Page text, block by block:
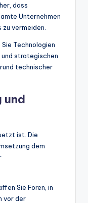
dass
Unternehmen
vermeiden.
Sie Technologien
strategischen
technischer
und
ist. Die
dem
Sie Foren, in
vor der